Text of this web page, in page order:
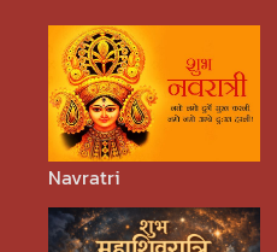
Navratri